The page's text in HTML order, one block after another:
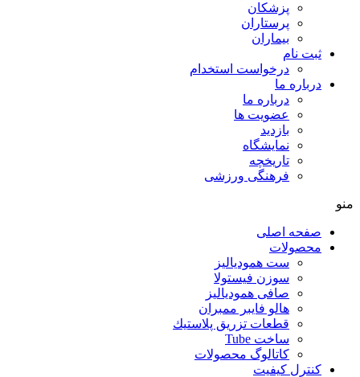
پزشكان
پرستاران
بيماران
ثبت نام
درخواست استخدام
درباره ما
درباره ما
عضویت ها
بازدید
نمایشگاه
تاريخچه
فرهنگی ورزشی
منو
صفحه اصلی
محصولات
ست همودیالیز
سوزن فیستولا
صافی همودیالیز
هالو فایبر ممبران
قطعات تزريق پلاستيك
ساخت Tube
کاتالوگ محصولات
کنترل کیفیت